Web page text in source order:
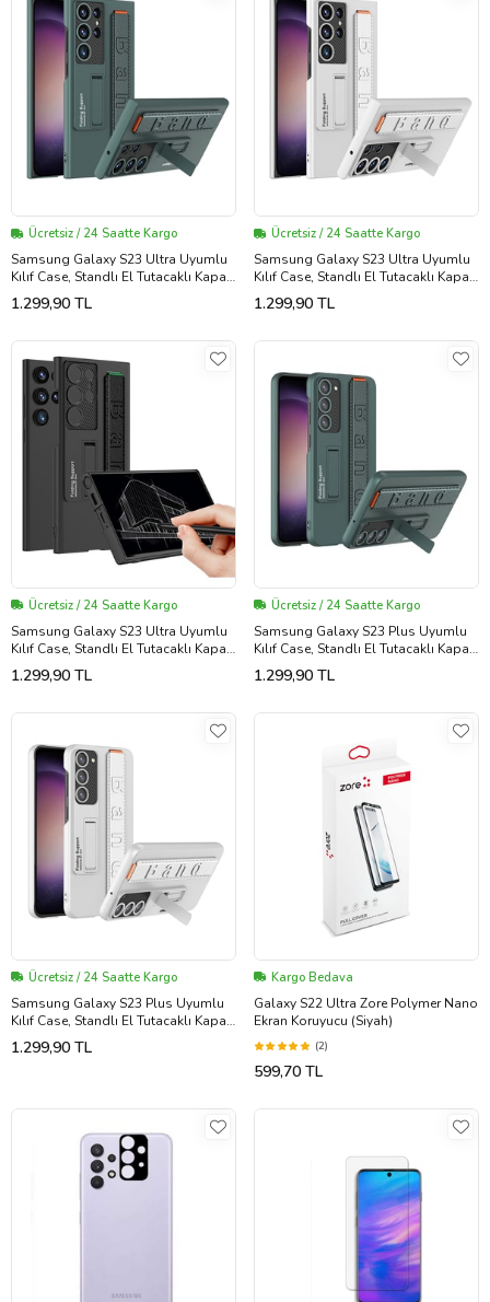
Ücretsiz / 24 Saatte Kargo
Samsung Galaxy S23 Ultra Uyumlu
Kılıf Case, Standlı El Tutacaklı Kapak
Stand with Hand Holder Cover (Koyu
Yeşil)
1.299,90 TL
Ücretsiz / 24 Saatte Kargo
Samsung Galaxy S23 Ultra Uyumlu
Kılıf Case, Standlı El Tutacaklı Kapak
Stand with Hand Holder Cover
(Gümüş)
1.299,90 TL
Ücretsiz / 24 Saatte Kargo
Samsung Galaxy S23 Ultra Uyumlu
Kılıf Case, Standlı El Tutacaklı Kapak
Stand with Hand Holder Cover
(Siyah)
1.299,90 TL
Ücretsiz / 24 Saatte Kargo
Samsung Galaxy S23 Plus Uyumlu
Kılıf Case, Standlı El Tutacaklı Kapak
Stand with Hand Holder Cover (Koyu
Yeşil)
1.299,90 TL
Ücretsiz / 24 Saatte Kargo
Samsung Galaxy S23 Plus Uyumlu
Kılıf Case, Standlı El Tutacaklı Kapak
Stand with Hand Holder Cover
(Gümüş)
1.299,90 TL
Kargo Bedava
Galaxy S22 Ultra Zore Polymer Nano
Ekran Koruyucu (Siyah)
(2)
599,70 TL